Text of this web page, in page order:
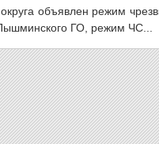
объявлен режим
ГО, режим ЧС...